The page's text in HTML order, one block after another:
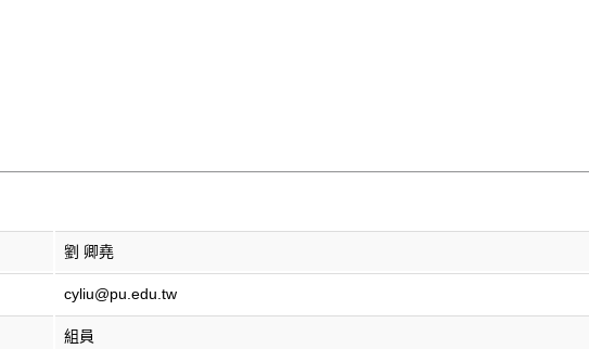
劉 卿堯
cyliu@pu.edu.tw
組員